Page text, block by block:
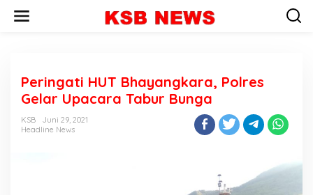
Peringati HUT Bhayangkara, Polres
Gelar Upacara Tabur Bunga
KSB
Juni 29, 2021
Headline News